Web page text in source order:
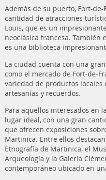
Además de su puerto, Fort-
cantidad de atracciones
Louis, que es un
neoclásica francesa. También
es una biblioteca
La ciudad cuenta con una
como el mercado de Fort-de-
variedad de productos locales
artesanías y recuerdos.
Para aquellos interesados en
lugar ideal, con una gran
que ofrecen exposiciones
Martinica. Entre ellos
Etnografía de Martinica, el
Arqueología y la Galería
contemporáneo ubicado en